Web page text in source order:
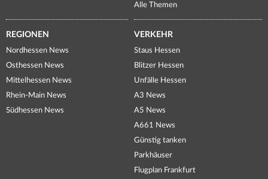
Alle Themen
REGIONEN
Nordhessen News
Osthessen News
Mittelhessen News
Rhein-Main News
Südhessen News
VERKEHR
Staus Hessen
Blitzer Hessen
Unfälle Hessen
A3 News
A5 News
A661 News
Günstig tanken
Parkhäuser
Flugplan Frankfurt